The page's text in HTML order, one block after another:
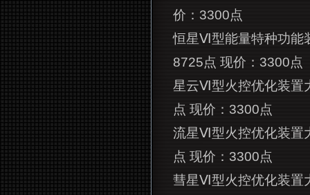
价：3300点
恒星Ⅵ型能量特种功能
8725点 现价：3300点
星云Ⅵ型火控优化装置
点 现价：3300点
流星Ⅵ型火控优化装置
点 现价：3300点
彗星Ⅵ型火控优化装置